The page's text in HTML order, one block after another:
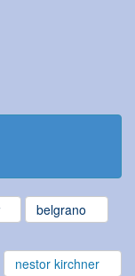
belgrano
nestor kirchner